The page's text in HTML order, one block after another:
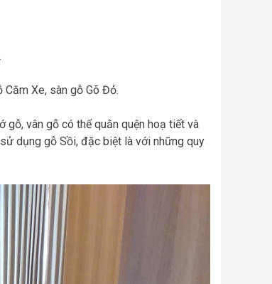
Xe, sàn gỗ Gõ Đỏ.
gỗ, vân gỗ có thể quằn quện hoạ tiết và
dụng gỗ Sồi, đặc biệt là với những quy